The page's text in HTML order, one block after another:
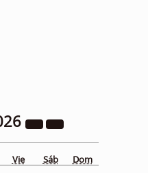
Vie Sáb Dom